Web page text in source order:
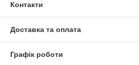
Контакти
Доставка та оплата
Графік роботи